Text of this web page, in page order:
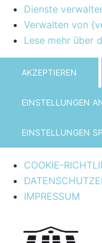
Dienste
Verwalten von
Lese mehr über
AKZEPTIEREN
EINSTELLUNGEN
EINSTELLUNGEN
COOKIE-
IMPRESSUM
Inhalt